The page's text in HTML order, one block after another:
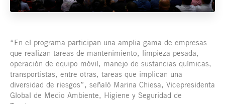
“En el programa participan una amplia gama de empresas
que realizan tareas de mantenimiento, limpieza pesada,
operación de equipo móvil, manejo de sustancias químicas,
transportistas, entre otras, tareas que implican una
diversidad de riesgos”, señaló Marina Chiesa, Vicepresidenta
Global de Medio Ambiente, Higiene y Seguridad de